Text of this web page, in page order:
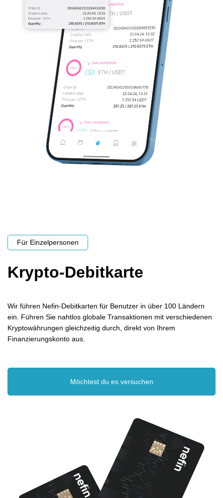
Für Einzelpersonen
Krypto-Debitkarte
Wir führen Nefin-Debitkarten für Benutzer in über 100 Ländern
ein. Führen Sie nahtlos globale Transaktionen mit verschiedenen
Kryptowährungen gleichzeitig durch, direkt von Ihrem
Finanzierungskonto aus.
Möchtest du es versuchen